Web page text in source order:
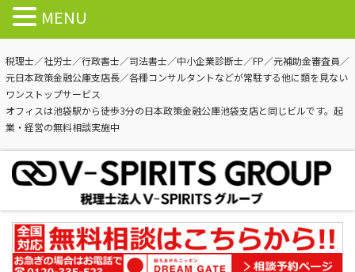
税理士／社労士／行政書士／司法書士／中小企業診断士／FP／元補助金審査員／
元日本政策金融公庫支店長／各種コンサルタントなどが常駐する他に類を見ない
ワンストップサービス
オフィスは池袋駅から徒歩3分の日本政策金融公庫池袋支店と同じビルです。起
業・経営の無料相談実施中
MENU